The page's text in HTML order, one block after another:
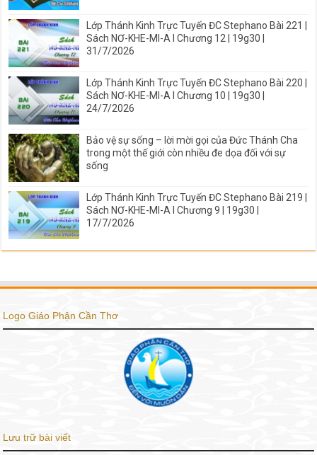
Lớp Thánh Kinh Trực Tuyến ĐC Stephano Bài 221 |
Sách NƠ-KHE-MI-A I Chương 12 | 19g30 |
31/7/2026
Lớp Thánh Kinh Trực Tuyến ĐC Stephano Bài 220 |
Sách NƠ-KHE-MI-A I Chương 10 | 19g30 |
24/7/2026
Bảo vệ sự sống – lời mời gọi của Đức Thánh Cha
trong một thế giới còn nhiều đe dọa đối với sự
sống
Lớp Thánh Kinh Trực Tuyến ĐC Stephano Bài 219 |
Sách NƠ-KHE-MI-A I Chương 9 | 19g30 |
17/7/2026
Logo Giáo Phận Cần Thơ
Lưu trữ bài viết